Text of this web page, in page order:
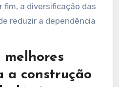
a diversificação das
reduzir a dependência
melhores
a construção